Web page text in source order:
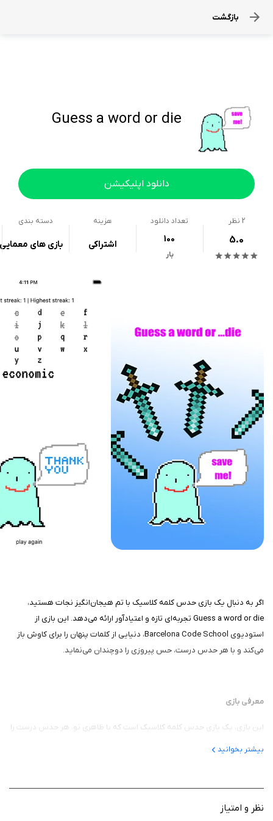
بازگشت
Guess a word or die
دانلود اپلیکیشن
2 نظر
5.0
تعداد دانلود
100
بار
هزینه
اشتراکی
دسته بندی
بازی های معمایی
اگر به دنبال یک بازی حدس کلمه کلاسیک با تم هیجان‌انگیز نجات هستید،
Guess a word or die تجربه‌ای تازه و اعتیادآور ارائه می‌دهد. این بازی از
استودیوی Barcelona Code School، دنیایی از کلمات پنهان را برای کاوش باز
می‌کند و با هر حدس درست، حس پیروزی را دوچندان می‌نماید.
معرفی بازی
این بازی، یک بازی حدس کلمه کلاسیک است که با ظاهری نو، هر حدس درست را
با هر موفقیت، داستان نجات پیش می‌رود.
بیشتر بخوانید
نظر و امتیاز